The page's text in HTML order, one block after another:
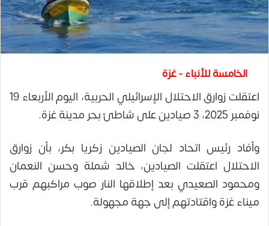
الخامسة للأنباء - غزة
اعتقلت زوارق الاحتلال الإسرائيلي الحربية، اليوم الأربعاء 19
نوفمبر 2025، 3 صيادين على شاطئ بحر مدينة غزة.
وأفاد رئيس اتحاد لجان الصيادين زكريا بكر، بأن زوارق
الاحتلال اعتقلت الصيادين، خالد شملة وحسن النعمان
ومحمود الصعيدي بعد إطلاقها النار صوب مراكبهم قرب
ميناء غزة واقتادتهم إلى جهة مجهولة.